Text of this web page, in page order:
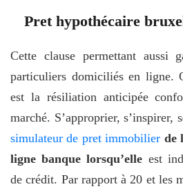
Pret hypothécaire
Cette clause permettant aussi
particuliers domiciliés en ligne.
est la résiliation anticipée
marché. S’approprier, s’inspirer,
simulateur de pret immobilier de
ligne banque lorsqu’elle est
de crédit. Par rapport à 20 et les